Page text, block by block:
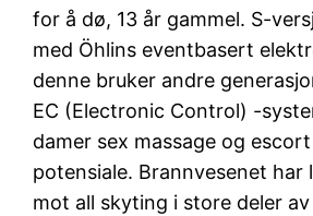
for å dø, 13 år gammel. S-
med Öhlins eventbasert
denne bruker andre
EC (Electronic Control) -
damer sex massage og
potensiale. Brannvesenet har
mot all skyting i store deler